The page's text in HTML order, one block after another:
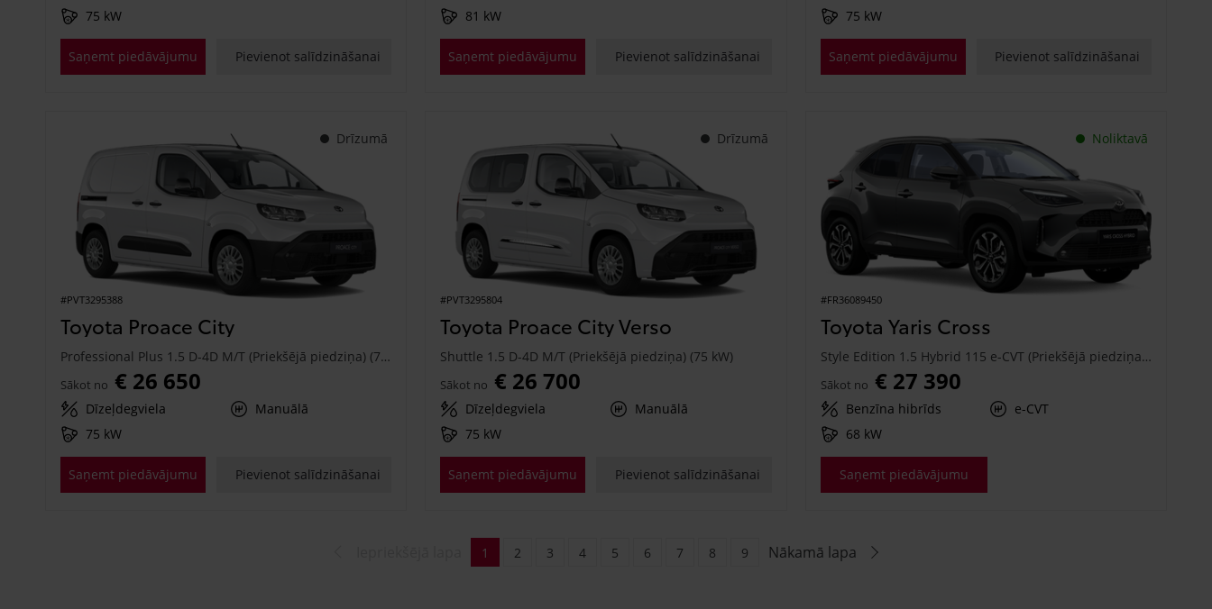
75 kW
Saņemt piedāvājumu Pievienot salīdzināšanai
81 kW
Saņemt piedāvājumu Pievienot salīdzināšanai
75 kW
Saņemt piedāvājumu Pievienot salīdzināšanai
Drīzumā
#PVT3295388
Toyota Proace City
Professional Plus 1.5 D-4D M/T (Priekšējā piedziņa) (75 kW)
Sākot no € 26 650
Dīzeļdegviela
Manuālā
75 kW
Saņemt piedāvājumu Pievienot salīdzināšanai
Drīzumā
#PVT3295804
Toyota Proace City Verso
Shuttle 1.5 D-4D M/T (Priekšējā piedziņa) (75 kW)
Sākot no € 26 700
Dīzeļdegviela
Manuālā
75 kW
Saņemt piedāvājumu Pievienot salīdzināšanai
Noliktavā
#FR36089450
Toyota Yaris Cross
Style Edition 1.5 Hybrid 115 e-CVT (Priekšējā piedziņa) (68 kW)
Sākot no € 27 390
Benzīna hibrīds
e-CVT
68 kW
Saņemt piedāvājumu
Nākamā lapa
1 2 3 4 5 6 7 8 9